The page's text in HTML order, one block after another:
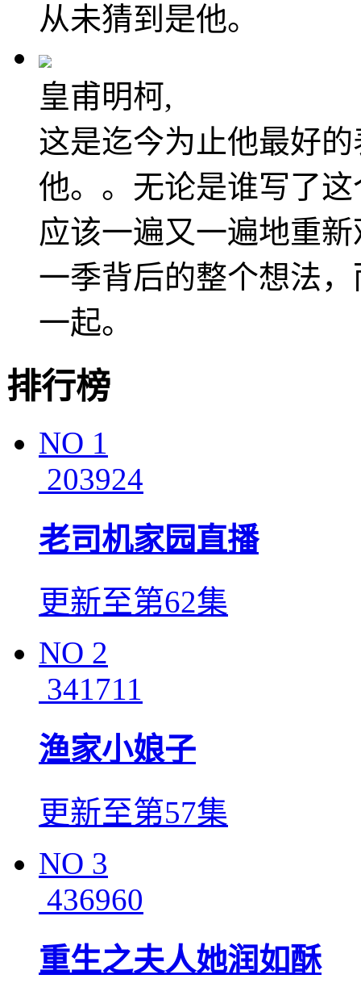
从未猜到是他。
皇甫明柯,
这是迄今为止他最好
他。。无论是谁写了
应该一遍又一遍地重
一季背后的整个想法
一起。
排行榜
NO 1
203924
老司机家园直播
更新至第62集
NO 2
341711
渔家小娘子
更新至第57集
NO 3
436960
重生之夫人她润如酥